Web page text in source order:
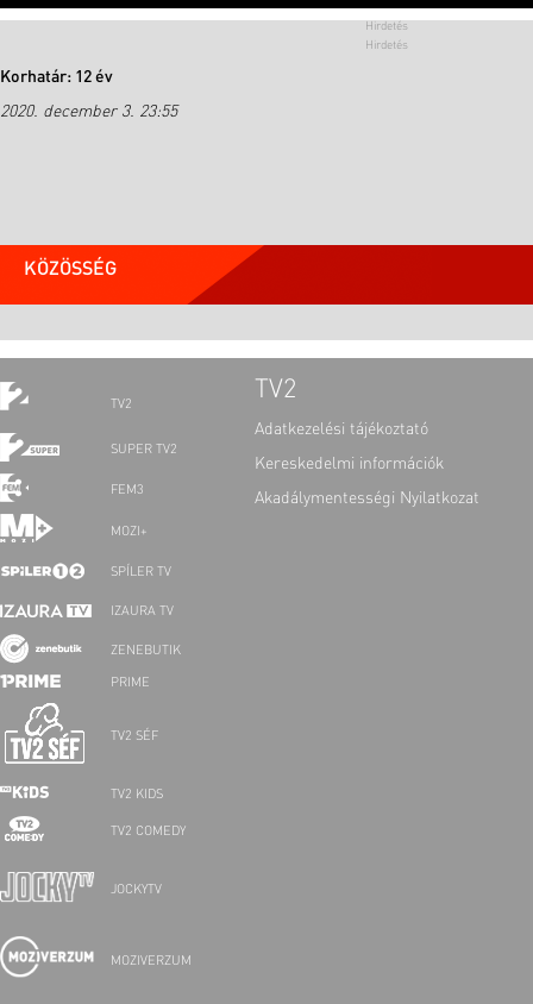
Korhatár: 12 év
2020. december 3. 23:55
KÖZÖSSÉG
TV2
SUPER TV2
FEM3
MOZI+
SPÍLER TV
IZAURA TV
ZENEBUTIK
PRIME
TV2 SÉF
TV2 KIDS
TV2 COMEDY
JOCKYTV
MOZIVERZUM
TV2
Adatkezelési tájékoztató
Kereskedelmi információk
Akadálymentességi Nyilatkozat